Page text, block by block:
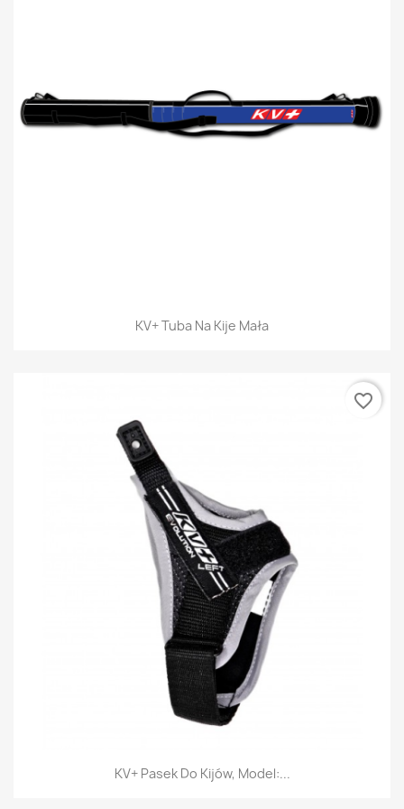
KV+ Tuba Na Kije Mała
KV+ Pasek Do Kijów, Model:...
favorite_border